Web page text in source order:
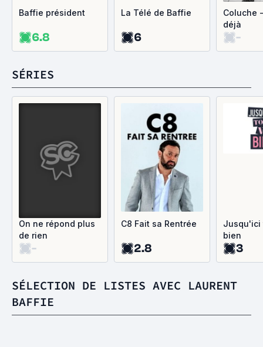
Baffie président
6.8
La Télé de Baffie
6
Coluche
déjà
-
SÉRIES
On ne répond plus
de rien
-
C8 Fait sa Rentrée
2.8
Jusqu'ici
bien
3
SÉLECTION DE LISTES AVEC LAURENT
BAFFIE